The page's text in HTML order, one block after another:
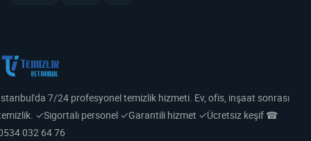
7/24 profesyonel temizlik hizmeti. Ev, ofis, inşaat sonrası
✓Sigortalı personel ✓Garantili hizmet ✓Ücretsiz keşif ☎
032 64 76